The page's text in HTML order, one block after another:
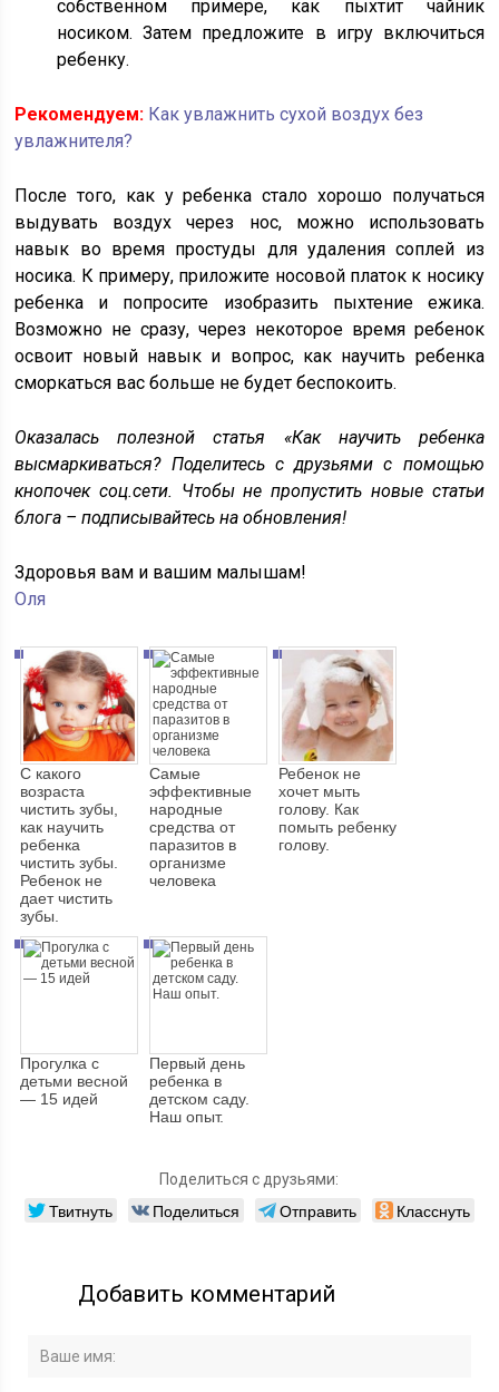
собственном примере, как пыхтит чайник
носиком. Затем предложите в игру включиться
ребенку.
Рекомендуем: Как увлажнить сухой воздух без
увлажнителя?
После того, как у ребенка стало хорошо получаться
выдувать воздух через нос, можно использовать
навык во время простуды для удаления соплей из
носика. К примеру, приложите носовой платок к носику
ребенка и попросите изобразить пыхтение ежика.
Возможно не сразу, через некоторое время ребенок
освоит новый навык и вопрос, как научить ребенка
сморкаться вас больше не будет беспокоить.
Оказалась полезной статья «Как научить ребенка
высмаркиваться? Поделитесь с друзьями с помощью
кнопочек соц.сети. Чтобы не пропустить новые статьи
блога – подписывайтесь на обновления!
Здоровья вам и вашим малышам!
Оля
С какого
возраста
чистить зубы,
как научить
ребенка
чистить зубы.
Ребенок не
дает чистить
зубы.
Самые
эффективные
народные
средства от
паразитов в
организме
человека
Ребенок не
хочет мыть
голову. Как
помыть ребенку
голову.
Прогулка с
детьми весной
— 15 идей
Первый день
ребенка в
детском саду.
Наш опыт.
Поделиться с друзьями:
Твитнуть Поделиться Отправить Класснуть
Добавить комментарий